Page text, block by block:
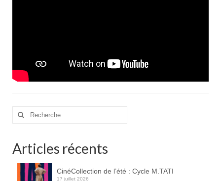
Rechercher
Articles récents
CinéCollection de l’été : Cycle M.TATI
17 juillet 2026